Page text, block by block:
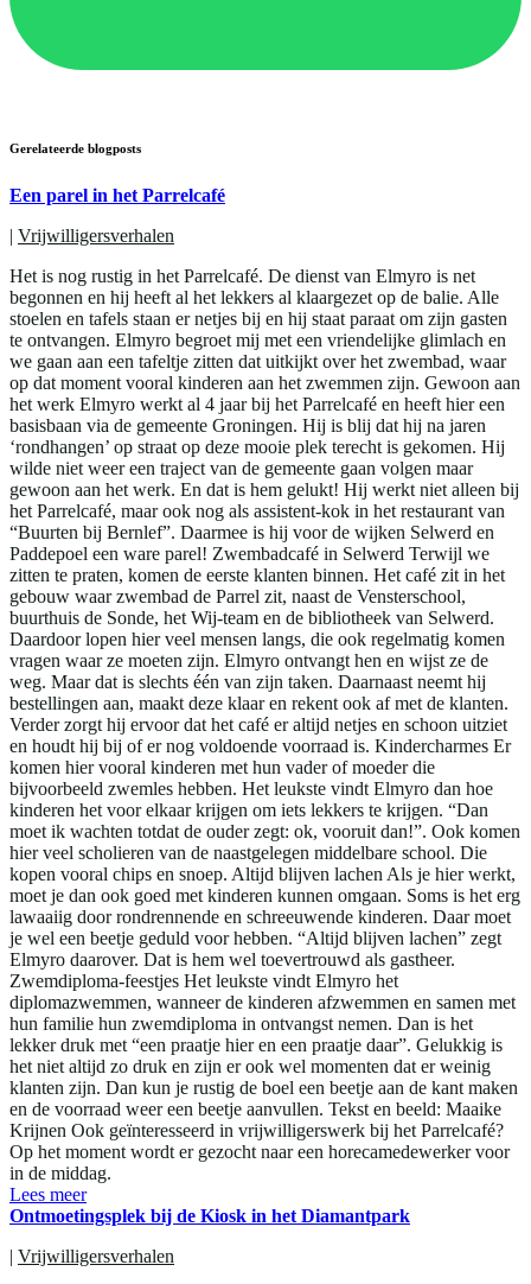
Gerelateerde blogposts
Een parel in het Parrelcafé
| Vrijwilligersverhalen
Het is nog rustig in het Parrelcafé. De dienst van Elmyro is net
begonnen en hij heeft al het lekkers al klaargezet op de balie. Alle
stoelen en tafels staan er netjes bij en hij staat paraat om zijn gasten
te ontvangen. Elmyro begroet mij met een vriendelijke glimlach en
we gaan aan een tafeltje zitten dat uitkijkt over het zwembad, waar
op dat moment vooral kinderen aan het zwemmen zijn. Gewoon aan
het werk Elmyro werkt al 4 jaar bij het Parrelcafé en heeft hier een
basisbaan via de gemeente Groningen. Hij is blij dat hij na jaren
‘rondhangen’ op straat op deze mooie plek terecht is gekomen. Hij
wilde niet weer een traject van de gemeente gaan volgen maar
gewoon aan het werk. En dat is hem gelukt! Hij werkt niet alleen bij
het Parrelcafé, maar ook nog als assistent-kok in het restaurant van
“Buurten bij Bernlef”. Daarmee is hij voor de wijken Selwerd en
Paddepoel een ware parel! Zwembadcafé in Selwerd Terwijl we
zitten te praten, komen de eerste klanten binnen. Het café zit in het
gebouw waar zwembad de Parrel zit, naast de Vensterschool,
buurthuis de Sonde, het Wij-team en de bibliotheek van Selwerd.
Daardoor lopen hier veel mensen langs, die ook regelmatig komen
vragen waar ze moeten zijn. Elmyro ontvangt hen en wijst ze de
weg. Maar dat is slechts één van zijn taken. Daarnaast neemt hij
bestellingen aan, maakt deze klaar en rekent ook af met de klanten.
Verder zorgt hij ervoor dat het café er altijd netjes en schoon uitziet
en houdt hij bij of er nog voldoende voorraad is. Kindercharmes Er
komen hier vooral kinderen met hun vader of moeder die
bijvoorbeeld zwemles hebben. Het leukste vindt Elmyro dan hoe
kinderen het voor elkaar krijgen om iets lekkers te krijgen. “Dan
moet ik wachten totdat de ouder zegt: ok, vooruit dan!”. Ook komen
hier veel scholieren van de naastgelegen middelbare school. Die
kopen vooral chips en snoep. Altijd blijven lachen Als je hier werkt,
moet je dan ook goed met kinderen kunnen omgaan. Soms is het erg
lawaaiig door rondrennende en schreeuwende kinderen. Daar moet
je wel een beetje geduld voor hebben. “Altijd blijven lachen” zegt
Elmyro daarover. Dat is hem wel toevertrouwd als gastheer.
Zwemdiploma-feestjes Het leukste vindt Elmyro het
diplomazwemmen, wanneer de kinderen afzwemmen en samen met
hun familie hun zwemdiploma in ontvangst nemen. Dan is het
lekker druk met “een praatje hier en een praatje daar”. Gelukkig is
het niet altijd zo druk en zijn er ook wel momenten dat er weinig
klanten zijn. Dan kun je rustig de boel een beetje aan de kant maken
en de voorraad weer een beetje aanvullen. Tekst en beeld: Maaike
Krijnen Ook geïnteresseerd in vrijwilligerswerk bij het Parrelcafé?
Op het moment wordt er gezocht naar een horecamedewerker voor
in de middag.
Lees meer
Ontmoetingsplek bij de Kiosk in het Diamantpark
| Vrijwilligersverhalen